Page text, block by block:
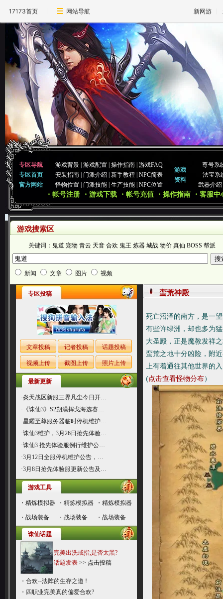
17173首页 网站导航 新网游
专区导航
专区首页
官方网站
游戏背景 |游戏配置 |操作指南 |游戏FAQ
安装指南
门派介绍 |新手教程 |NPC简表
怪物位置
门派技能 |生产技能 |NPC位置
游戏
资料
尊号系
法宝系
武器介绍
・帐号注册 ・游戏下载 ・帐号充值 ・操作指南 ・客服中
游戏搜索区
关键词： 鬼道 宠物 青云 天音 合欢 鬼王 炼器 城战 物价 真仙 BOSS 帮派
新闻 文章 图片 视频
专区投稿
文章投稿 记者投稿 话题投稿
视频上传 截图上传 照片上传
最新更新
·炎天战区新服三界凡尘今日开…
· 《诛仙3》S2朔漠挥戈海选赛…
·星耀至尊服务器临时停机维护…
·诛仙3维护，3月26日抢先体验…
·诛仙3 抢先体验服例行维护公…
·3月12日全服停机维护公告，…
·3月8日抢先体验服更新公告及…
游戏工具
・精炼模拟器 ・精炼模拟器 ・精炼模拟器
・战场装备 ・战场装备 ・战场装备
诛仙话题
完美出洗戒指,是否太黑?
话题发表>> 点击投稿
・合欢--法阵的生存之道 !
・ 四职业完美真的偏爱合欢?
蛮荒神殿
死亡沼泽的南方，是一
有些许绿洲，却也多为
大圣殿，正是魔教发祥
蛮荒之地十分凶险，附
上有着通往其他世界的
(点击查看怪物分布）